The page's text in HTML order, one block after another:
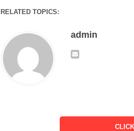
RELATED TOPICS:
admin